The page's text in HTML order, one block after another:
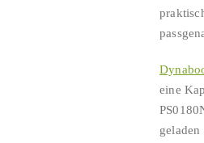
eine
geladen